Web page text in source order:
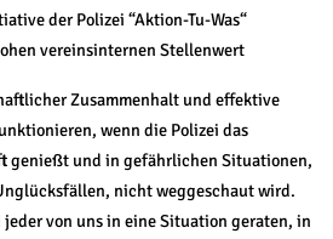
der Polizei “Aktion-Tu-Was“
vereinsinternen Stellenwert
Zusammenhalt und effektive
wenn die Polizei das
genießt und in gefährlichen Situationen,
nicht weggeschaut wird.
von uns in eine Situation geraten, in